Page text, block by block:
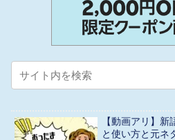
【動画アリ】
と使い方と元ネ